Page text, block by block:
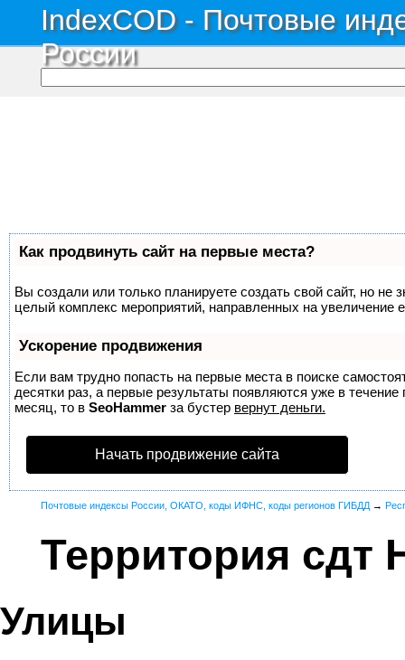
IndexCOD - Почтовые
России
Как продвинуть сайт на первые места?
Вы создали или только планируете создать свой сайт, но не
целый комплекс мероприятий, направленных на увеличение
Ускорение продвижения
Если вам трудно попасть на первые места в поиске
десятки раз, а первые результаты появляются уже в
месяц, то в SeoHammer за бустер вернут деньги.
Начать продвижение сайта
Почтовые индексы России, ОКАТО, коды ИФНС, коды регионов ГИБДД →
Территория сдт
Улицы